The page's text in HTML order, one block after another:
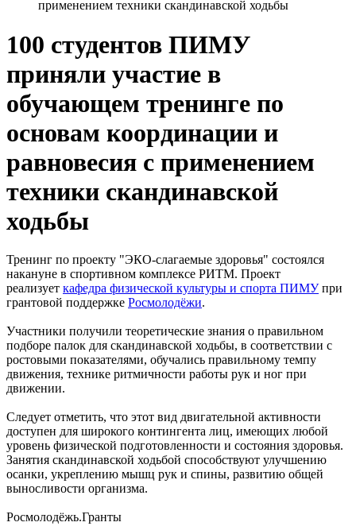
применением техники скандинавской ходьбы
100 студентов ПИМУ
приняли участие в
обучающем тренинге по
основам координации и
равновесия с применением
техники скандинавской
ходьбы
Тренинг по проекту "ЭКО-слагаемые здоровья" состоялся
накануне в спортивном комплексе РИТМ. Проект
реализует кафедра физической культуры и спорта ПИМУпри
грантовой поддержке Росмолодёжи.
Участники получили теоретические знания о правильном
подборе палок для скандинавской ходьбы, в соответствии с
ростовыми показателями, обучались правильному темпу
движения, технике ритмичности работы рук и ног при
движении.
Следует отметить, что этот вид двигательной активности
доступен для широкого контингента лиц, имеющих любой
уровень физической подготовленности и состояния здоровья.
Занятия скандинавской ходьбой способствуют улучшению
осанки, укреплению мышц рук и спины, развитию общей
выносливости организма.
Росмолодёжь.Гранты